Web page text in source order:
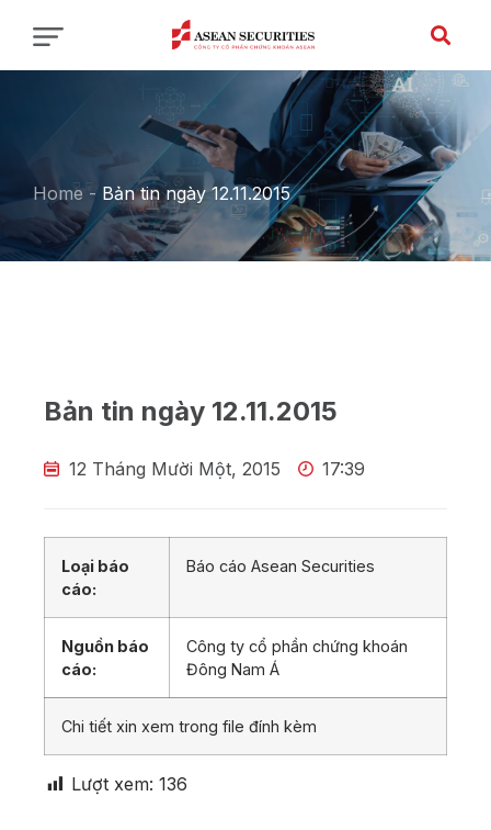
Home - Bản tin ngày 12.11.2015
Bản tin ngày 12.11.2015
12 Tháng Mười Một, 2015 17:39
Loại báo
cáo:
Báo cáo Asean Securities
Nguồn báo
cáo:
Công ty cổ phần chứng khoán
Đông Nam Á
Chi tiết xin xem trong file đính kèm
Lượt xem: 136